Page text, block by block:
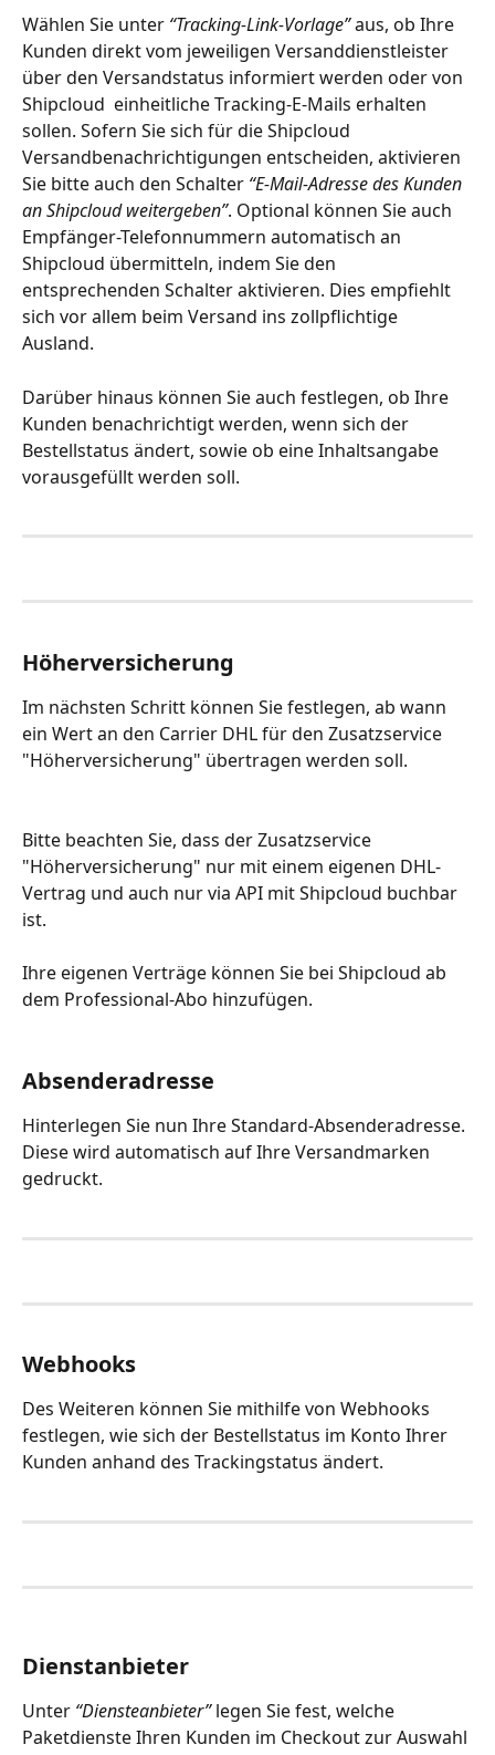
Wählen Sie unter “Tracking-Link-Vorlage” aus, ob Ihre
Kunden direkt vom jeweiligen Versanddienstleister
über den Versandstatus informiert werden oder von
Shipcloud  einheitliche Tracking-E-Mails erhalten
sollen. Sofern Sie sich für die Shipcloud
Versandbenachrichtigungen entscheiden, aktivieren
Sie bitte auch den Schalter “E-Mail-Adresse des Kunden
an Shipcloud weitergeben”. Optional können Sie auch
Empfänger-Telefonnummern automatisch an
Shipcloud übermitteln, indem Sie den
entsprechenden Schalter aktivieren. Dies empfiehlt
sich vor allem beim Versand ins zollpflichtige
Ausland.
Darüber hinaus können Sie auch festlegen, ob Ihre
Kunden benachrichtigt werden, wenn sich der
Bestellstatus ändert, sowie ob eine Inhaltsangabe
vorausgefüllt werden soll.
Höherversicherung
Im nächsten Schritt können Sie festlegen, ab wann
ein Wert an den Carrier DHL für den Zusatzservice
"Höherversicherung" übertragen werden soll.
Bitte beachten Sie, dass der Zusatzservice
"Höherversicherung" nur mit einem eigenen DHL-
Vertrag und auch nur via API mit Shipcloud buchbar
ist.
Ihre eigenen Verträge können Sie bei Shipcloud ab
dem Professional-Abo hinzufügen.
Absenderadresse
Hinterlegen Sie nun Ihre Standard-Absenderadresse.
Diese wird automatisch auf Ihre Versandmarken
gedruckt.
Webhooks
Des Weiteren können Sie mithilfe von Webhooks
festlegen, wie sich der Bestellstatus im Konto Ihrer
Kunden anhand des Trackingstatus ändert.
Dienstanbieter
Unter “Diensteanbieter” legen Sie fest, welche
Paketdienste Ihren Kunden im Checkout zur Auswahl